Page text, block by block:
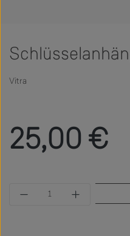
Vitra
25,00 €
Produkt Anzahl: